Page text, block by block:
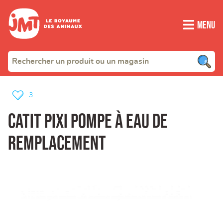
Menu
Catit Pixi Pompe à eau de
remplacement
3